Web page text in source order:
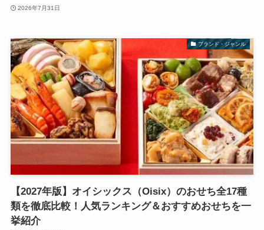
2026年7月31日
ブランド・ジャンル
【2027年版】オイシックス（Oisix）のおせち全17種
類を徹底比較！人気ランキング＆おすすめおせちを一
挙紹介